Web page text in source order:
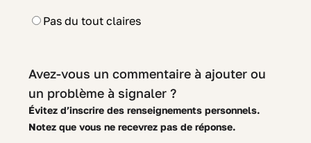
Pas du tout claires
Avez-vous un commentaire à ajouter ou
un problème à signaler ?
Évitez d’inscrire des renseignements personnels.
Notez que vous ne recevrez pas de réponse.